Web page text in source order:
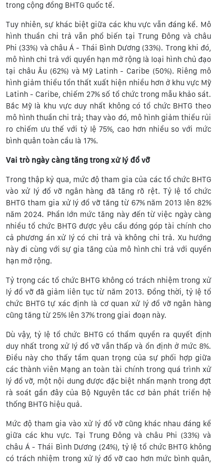
trong cộng đồng BHTG quốc tế.
Tuy nhiên, sự khác biệt giữa các khu vực vẫn đáng kể. Mô
hình thuần chi trả vẫn phổ biến tại Trung Đông và châu
Phi (33%) và châu Á - Thái Bình Dương (33%). Trong khi đó,
mô hình chi trả với quyền hạn mở rộng là loại hình chủ đạo
tại châu Âu (62%) và Mỹ Latinh - Caribe (50%). Riêng mô
hình giảm thiểu tổn thất xuất hiện nhiều hơn ở khu vực Mỹ
Latinh - Caribe, chiếm 27% số tổ chức trong mẫu khảo sát.
Bắc Mỹ là khu vực duy nhất không có tổ chức BHTG theo
mô hình thuần chi trả; thay vào đó, mô hình giảm thiểu rủi
ro chiếm ưu thế với tỷ lệ 75%, cao hơn nhiều so với mức
bình quân toàn cầu là 17%.
Vai trò ngày càng tăng trong xử lý đổ vỡ
Trong thập kỷ qua, mức độ tham gia của các tổ chức BHTG
vào xử lý đổ vỡ ngân hàng đã tăng rõ rệt. Tỷ lệ tổ chức
BHTG tham gia xử lý đổ vỡ tăng từ 67% năm 2013 lên 82%
năm 2024. Phần lớn mức tăng này đến từ việc ngày càng
nhiều tổ chức BHTG được yêu cầu đóng góp tài chính cho
cả phương án xử lý có chi trả và không chi trả. Xu hướng
này đi cùng với sự gia tăng của mô hình chi trả với quyền
hạn mở rộng.
Tỷ trọng các tổ chức BHTG không có trách nhiệm trong xử
lý đổ vỡ đã giảm liên tục từ năm 2013. Đồng thời, tỷ lệ tổ
chức BHTG tự xác định là cơ quan xử lý đổ vỡ ngân hàng
cũng tăng từ 25% lên 37% trong giai đoạn này.
Dù vậy, tỷ lệ tổ chức BHTG có thẩm quyền ra quyết định
duy nhất trong xử lý đổ vỡ vẫn thấp và ổn định ở mức 8%.
Điều này cho thấy tầm quan trọng của sự phối hợp giữa
các thành viên Mạng an toàn tài chính trong quá trình xử
lý đổ vỡ, một nội dung được đặc biệt nhấn mạnh trong đợt
rà soát gần đây của Bộ Nguyên tắc cơ bản phát triển hệ
thống BHTG hiệu quả.
Mức độ tham gia vào xử lý đổ vỡ cũng khác nhau đáng kể
giữa các khu vực. Tại Trung Đông và châu Phi (33%) và
châu Á - Thái Bình Dương (24%), tỷ lệ tổ chức BHTG không
có trách nhiệm trong xử lý đổ vỡ cao hơn mức bình quân,